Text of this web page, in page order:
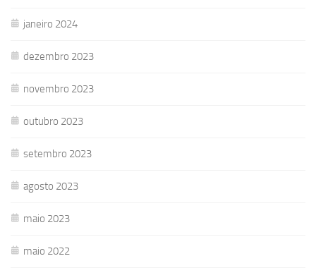
janeiro 2024
dezembro 2023
novembro 2023
outubro 2023
setembro 2023
agosto 2023
maio 2023
maio 2022